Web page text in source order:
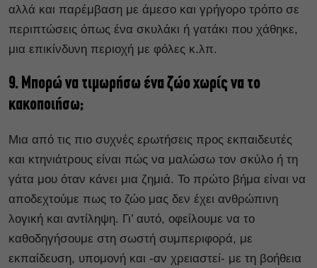
αλλά και παρέμβαση με άμεσο και γρήγορο τρόπο σε
περιπτώσεις όπως ένα σκυλάκι ή γατάκι που χάθηκε,
μια επικίνδυνη περιοχή με φόλες κ.λπ.
9. Μπορώ να τιμωρήσω ένα ζώο χωρίς να το
κακοποιήσω;
Μια από τις πιο συχνές ερωτήσεις προς εκπαιδευτές
και κτηνιάτρους είναι πώς να μαλώσω τον σκύλο ή τη
γάτα μου όταν κάνει μια ζημιά. Το πρώτο βήμα είναι να
αποδεχτούμε πως το ζώο μας δεν έχει ανθρώπινη
λογική και αντίληψη. Γι’ αυτό, οφείλουμε να το
καθοδηγήσουμε στη σωστή συμπεριφορά, με
εκπαίδευση, υπομονή και -αν χρειαστεί- με τη βοήθεια